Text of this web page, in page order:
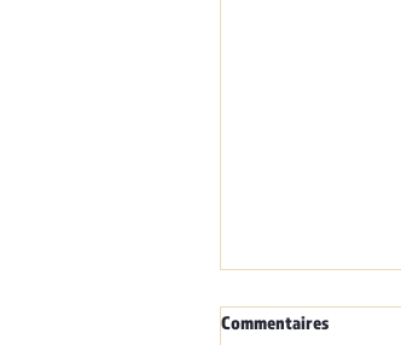
Commentaires